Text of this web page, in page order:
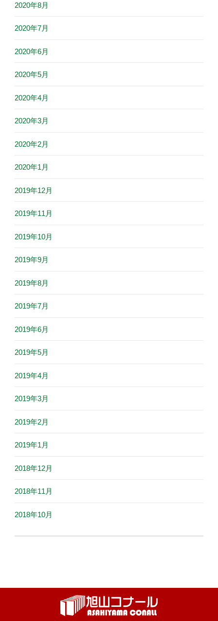
2020年8月
2020年7月
2020年6月
2020年5月
2020年4月
2020年3月
2020年2月
2020年1月
2019年12月
2019年11月
2019年10月
2019年9月
2019年8月
2019年7月
2019年6月
2019年5月
2019年4月
2019年3月
2019年2月
2019年1月
2018年12月
2018年11月
2018年10月